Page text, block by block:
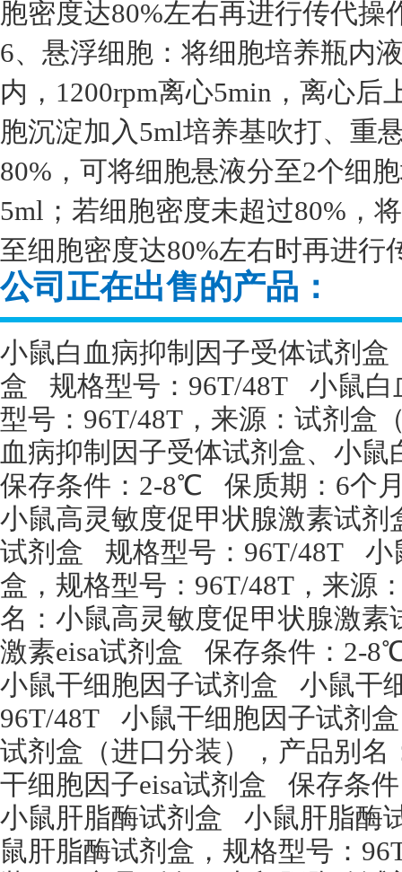
胞密度达80%左右再进行传代操
6、悬浮细胞：将细胞培养瓶内
内，1200rpm离心5min，离心
胞沉淀加入5ml培养基吹打、重
80%，可将细胞悬液分至2个细
5ml；若细胞密度未超过80%，
至细胞密度达80%左右时再进行
公司正在出售的产品：
小鼠白血病抑制因子受体试剂盒
盒
规格型号： 96T/48T
小鼠白
型号： 96T/48T ，来源：试剂盒
血病抑制因子受体试剂盒、小
保存条件： 2-8℃ 保质期： 6个
小鼠高灵敏度促甲状腺激素试剂
试剂盒
规格型号： 96T/48T
小
盒，规格型号： 96T/48T ，来源
名：小鼠高灵敏度促甲状腺激
激素eisa试剂盒 保存条件： 2-8
小鼠干细胞因子试剂盒
小鼠干
96T/48T
小鼠干细胞因子试剂
试剂盒（进口分装），产品别
干细胞因子eisa试剂盒
保存条
小鼠肝脂酶试剂盒
小鼠肝脂酶
鼠肝脂酶试剂盒，规格型号：